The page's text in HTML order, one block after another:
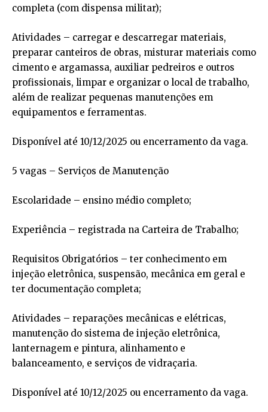
completa (com dispensa militar);
Atividades – carregar e descarregar materiais,
preparar canteiros de obras, misturar materiais como
cimento e argamassa, auxiliar pedreiros e outros
profissionais, limpar e organizar o local de trabalho,
além de realizar pequenas manutenções em
equipamentos e ferramentas.
Disponível até 10/12/2025 ou encerramento da vaga.
5 vagas – Serviços de Manutenção
Escolaridade – ensino médio completo;
Experiência – registrada na Carteira de Trabalho;
Requisitos Obrigatórios – ter conhecimento em
injeção eletrônica, suspensão, mecânica em geral e
ter documentação completa;
Atividades – reparações mecânicas e elétricas,
manutenção do sistema de injeção eletrônica,
lanternagem e pintura, alinhamento e
balanceamento, e serviços de vidraçaria.
Disponível até 10/12/2025 ou encerramento da vaga.